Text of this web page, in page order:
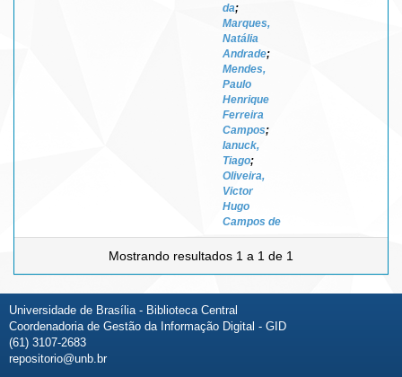
da;
Marques,
Natália
Andrade;
Mendes,
Paulo
Henrique
Ferreira
Campos;
Ianuck,
Tiago;
Oliveira,
Victor
Hugo
Campos de
Mostrando resultados 1 a 1 de 1
Universidade de Brasília - Biblioteca Central
Coordenadoria de Gestão da Informação Digital - GID
(61) 3107-2683
repositorio@unb.br